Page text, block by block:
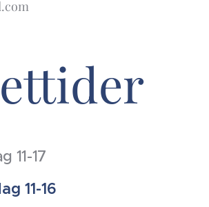
11-17
11-16